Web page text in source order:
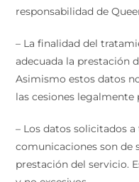
responsabilidad de
– La finalidad del
adecuada la prestación
Asimismo estos datos
las cesiones legalmente
– Los datos solicitados
comunicaciones son
prestación del servicio.